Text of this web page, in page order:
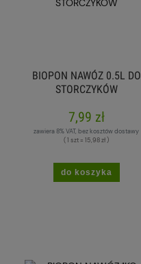
BIOPON NAWÓZ 0.5L DO
STORCZYKÓW
7,99 zł
zawiera 8% VAT, bez kosztów dostawy
( 1 szt = 15,98 zł )
do koszyka